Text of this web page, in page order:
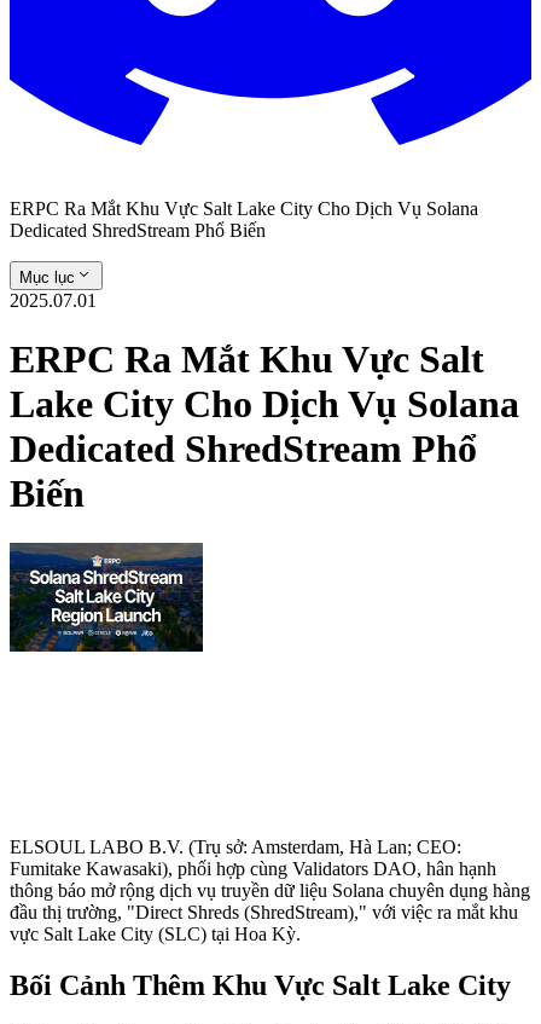
ERPC Ra Mắt Khu Vực Salt Lake City Cho Dịch Vụ Solana
Dedicated ShredStream Phổ Biến
Mục lục
2025.07.01
ERPC Ra Mắt Khu Vực Salt
Lake City Cho Dịch Vụ Solana
Dedicated ShredStream Phổ
Biến
ELSOUL LABO B.V. (Trụ sở: Amsterdam, Hà Lan; CEO:
Fumitake Kawasaki), phối hợp cùng Validators DAO, hân hạnh
thông báo mở rộng dịch vụ truyền dữ liệu Solana chuyên dụng hàng
đầu thị trường, "Direct Shreds (ShredStream)," với việc ra mắt khu
vực Salt Lake City (SLC) tại Hoa Kỳ.
Bối Cảnh Thêm Khu Vực Salt Lake City